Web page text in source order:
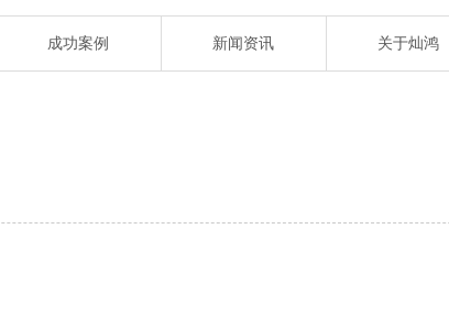
成功案例 新闻资讯 关于灿鸿